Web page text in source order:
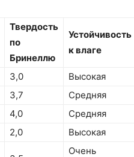
Твердость
по
Бринеллю
Устойчивость
к влаге
3,0
Высокая
3,7
Средняя
4,0
Средняя
2,0 Высокая
Очень